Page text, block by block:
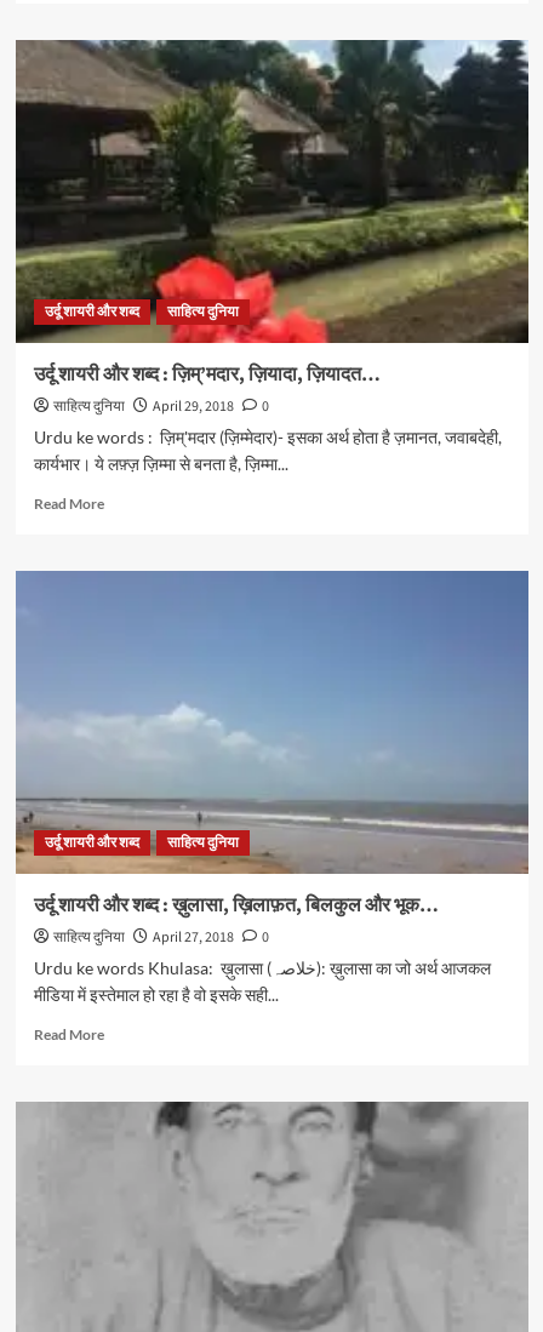
उर्दू
शायरी
शब्द
:
क़मर,
कमर
और
अरूज़..
उर्दू शायरी और शब्द साहित्य दुनिया
उर्दू शायरी और शब्द : ज़िम्’मदार, ज़ियादा, ज़ियादत…
साहित्य दुनिया April 29, 2018
0
Urdu ke words : ज़िम्'मदार (ज़िम्मेदार)- इसका अर्थ होता है ज़मानत, जवाबदेही,
कार्यभार। ये लफ़्ज़ ज़िम्मा से बनता है, ज़िम्मा...
Read MoreRead
उर्दू
उर्दू शायरी और शब्द साहित्य दुनिया
उर्दू शायरी और शब्द : ख़ुलासा, ख़िलाफ़त, बिलकुल और भूक…
साहित्य दुनिया April 27, 2018
0
Urdu ke words Khulasa: ख़ुलासा (خلاصہ): ख़ुलासा का जो अर्थ आजकल
मीडिया में इस्तेमाल हो रहा है वो इसके सही...
Read MoreRead
उर्दू
बिलकुल